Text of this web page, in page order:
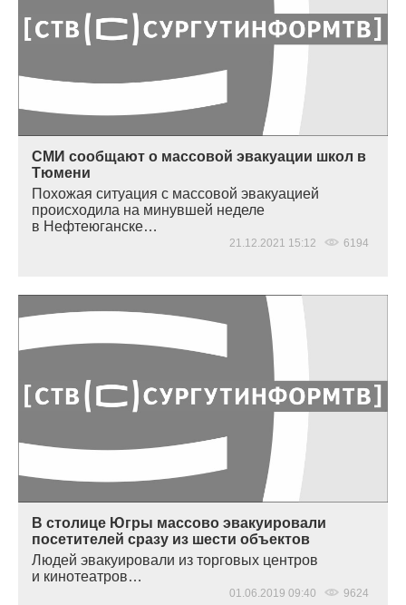
СМИ сообщают о массовой эвакуации школ в
Тюмени
Похожая ситуация с массовой эвакуацией
происходила на минувшей неделе
в Нефтеюганске…
21.12.2021 15:12 6194
В столице Югры массово эвакуировали
посетителей сразу из шести объектов
Людей эвакуировали из торговых центров
и кинотеатров…
01.06.2019 09:40 9624